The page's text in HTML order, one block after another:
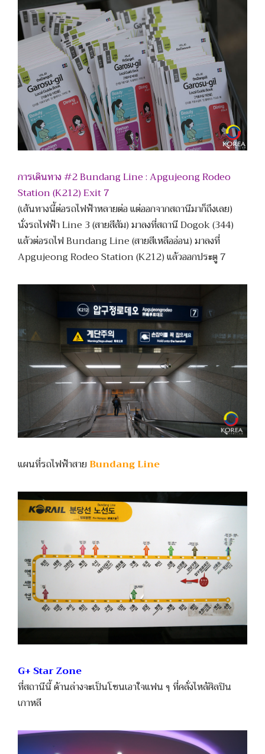
การเดินทาง #2 Bundang Line : Apgujeong Rodeo
Station (K212) Exit 7
(เส้นทางนี้ต่อรถไฟฟ้าหลายต่อ แต่ออกจากสถานีมาก็ถึงเลย)
นั่งรถไฟฟ้า Line 3 (สายสีส้ม) มาลงที่สถานี Dogok (344)
แล้วต่อรถไฟ Bundang Line (สายสีเหลืออ่อน) มาลงที่
Apgujeong Rodeo Station (K212) แล้วออกประตู 7
แผนที่รถไฟฟ้าสายBundang Line
G+ Star Zone
ที่สถานีนี้ ด้านล่างจะเป็นโซนเอาใจแฟน ๆ ที่คลั่งไหล้ศิลปิน
เกาหลี